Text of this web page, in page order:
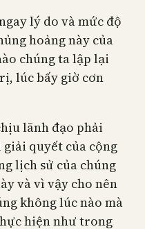
lý do và mức độ
hoảng này của
chúng ta lập lại
lúc bấy giờ cơn
lãnh đạo phải
quyết của cộng
lịch sử của chúng
và vì vậy cho nên
không lúc nào mà
hiện như trong